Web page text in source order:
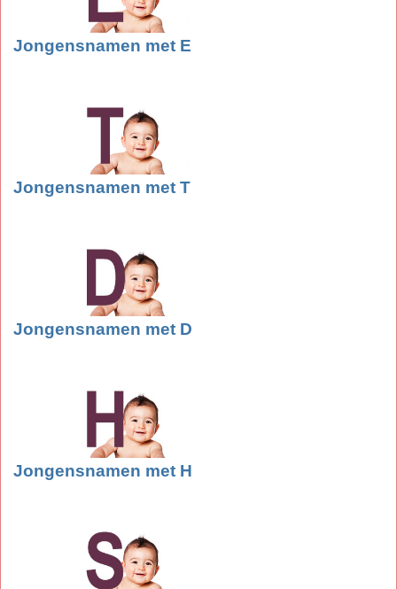
Jongensnamen met E
Jongensnamen met T
Jongensnamen met D
Jongensnamen met H